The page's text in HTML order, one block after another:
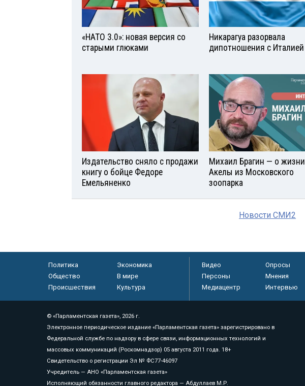
«НАТО 3.0»: новая версия со
старыми глюками
Никарагуа разорвала
дипотношения с Италией
Издательство сняло с продажи
книгу о бойце Федоре
Емельяненко
Михаил Брагин — о жизни
Акелы из Московского
зоопарка
Новости СМИ2
Политика
Экономика
Общество
В мире
Происшествия
Культура
Видео Опросы
Персоны
Мнения
Медиацентр
Интервью
© «Парламентская газета», 2026 г.
Электронное периодическое издание «Парламентская газета» зарегистрировано в
Федеральной службе по надзору в сфере связи, информационных технологий и
массовых коммуникаций (Роскомнадзор) 05 августа 2011 года. 18+
Свидетельство о регистрации Эл № ФС77-46097
Учредитель — АНО «Парламентская газета»
Исполняющий обязанности главного редактора — Абдуллаев М.Р.